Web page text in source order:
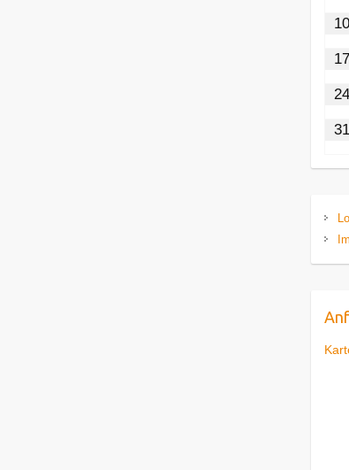
10
17
24
31